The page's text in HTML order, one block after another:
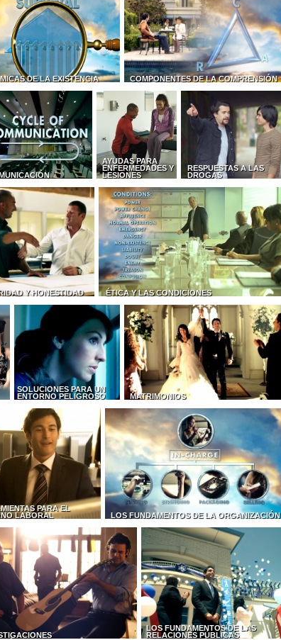
DE LA EXISTENCIA COMPONENTES DE LA COMPRENSIÓN
AYUDAS PARA
ENFERMEDADES Y
LESIONES
RESPUESTAS A LAS
DROGAS
Y HONESTIDAD ÉTICA Y LAS CONDICIONES
SOLUCIONES PARA UN
ENTORNO PELIGROSO
MATRIMONIOS
PARA EL
LABORAL
LOS FUNDAMENTOS DE LA ORGANIZACIÓN
LOS FUNDAMENTOS DE LAS
RELACIONES PÚBLICAS